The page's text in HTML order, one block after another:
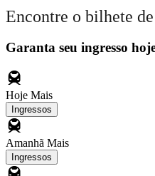
Encontre o bilhete
Garanta seu ingresso
Hoje Mais
Ingressos
Amanhã Mais
Ingressos